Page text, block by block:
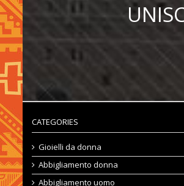
CATEGORIES
Gioielli da donna
Abbigliamento donna
Abbigliamento uomo